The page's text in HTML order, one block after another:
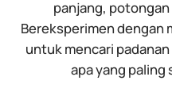
panjang, potongan
Bereksperimen dengan
untuk mencari
apa yang paling